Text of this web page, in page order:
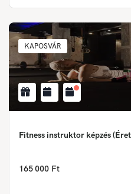
KAPOSVÁR
Fitness instruktor képzés
165 000 Ft